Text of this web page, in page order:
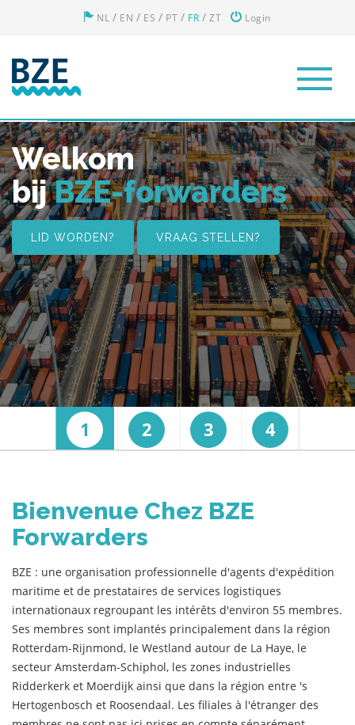
NL / EN / ES / PT / FR /ZT Login
Welkom
bijBZE-forwarders
LID WORDEN? VRAAG STELLEN?
1 2 3 4
Bienvenue Chez BZE
Forwarders
BZE : une organisation professionnelle d'agents d'expédition
maritime et de prestataires de services logistiques
internationaux regroupant les intérêts d'environ 55 membres.
Ses membres sont implantés principalement dans la région
Rotterdam-Rijnmond, le Westland autour de La Haye, le
secteur Amsterdam-Schiphol, les zones industrielles
Ridderkerk et Moerdijk ainsi que dans la région entre 's
Hertogenbosch et Roosendaal. Les filiales à l'étranger des